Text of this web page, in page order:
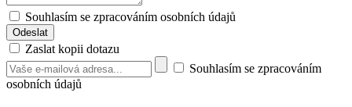
Souhlasím se zpracováním osobních údajů
Zaslat kopii dotazu
Souhlasím se zpracováním
osobních údajů